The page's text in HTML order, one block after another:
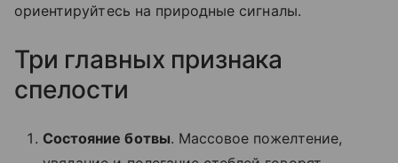
ориентируйтесь на природные сигналы.
Три главных признака
спелости
Состояние ботвы. Массовое пожелтение,